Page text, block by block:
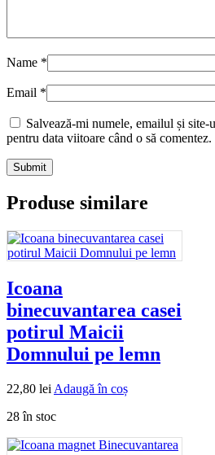
Name *
Email *
Salvează-mi numele, emailul și
pentru data viitoare când o să comentez.
Produse similare
Icoana
binecuvantarea casei
potirul Maicii
Domnului pe lemn
22,80 lei Adaugă în coș
28 în stoc